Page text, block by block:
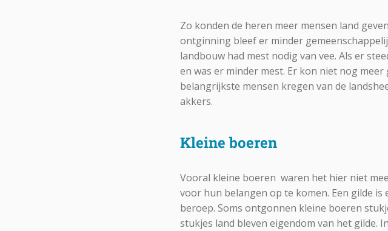
Zo konden de heren meer mensen land
ontginning bleef er minder
landbouw had mest nodig van vee. Als er
en was er minder mest. Er kon niet nog
belangrijkste mensen kregen van de
akkers.
Kleine boeren
Vooral kleine boeren waren het hier niet
voor hun belangen op te komen. Een gilde
beroep. Soms ontgonnen kleine boeren
stukjes land bleven eigendom van het gilde.